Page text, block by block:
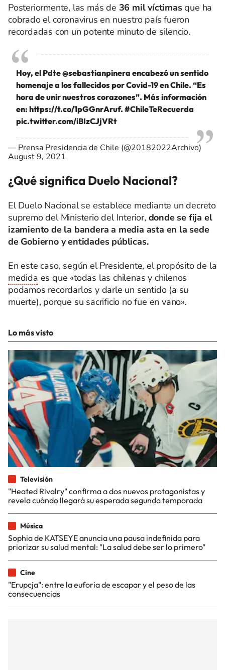
Posteriormente, las más de 36 mil víctimasque ha
cobrado el coronavirus en nuestro país fueron
recordadas con un potente minuto de silencio.
Hoy, el Pdte@sebastianpinera encabezó un sentido
homenaje a los fallecidos por Covid-19 en Chile. “Es
hora de unir nuestros corazones”. Más información
en: https://t.co/1pGGnrAruf. #ChileTeRecuerda
pic.twitter.com/iBIzCJjVRt
— Prensa Presidencia de Chile (@20182022Archivo)
August 9, 2021
¿Qué significa Duelo Nacional?
El Duelo Nacional se establece mediante un decreto
supremo del Ministerio del Interior, donde se fija el
izamiento de la bandera a media asta en la sede
de Gobierno y entidades públicas.
En este caso, según el Presidente, el propósito de la
medida es que «todas las chilenas y chilenos
podamos recordarlos y darle un sentido (a su
muerte), porque su sacrificio no fue en vano».
Lo más visto
Televisión
"Heated Rivalry" confirma a dos nuevos protagonistas y
revela cuándo llegará su esperada segunda temporada
Música
Sophia de KATSEYE anuncia una pausa indefinida para
priorizar su salud mental: "La salud debe ser lo primero"
Cine
"Erupcja": entre la euforia de escapar y el peso de las
consecuencias